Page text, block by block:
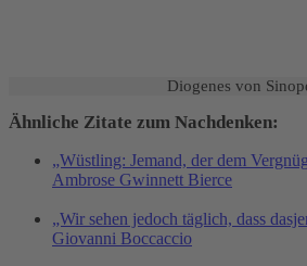
Diogenes von
Ähnliche Zitate zum Nachdenken:
„Wüstling: Jemand, der dem
Ambrose Gwinnett Bierce
„Wir sehen jedoch täglich, dass
Giovanni Boccaccio